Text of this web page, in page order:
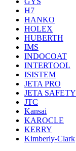
H7
HANKO
HOLEX
HUBERTH
IMS
INDOCOAT
INTERTOOL
ISISTEM
JETA PRO
JETA SAFETY
JTC
Kansai
KAROCLE
KERRY
Kimberly-Clark